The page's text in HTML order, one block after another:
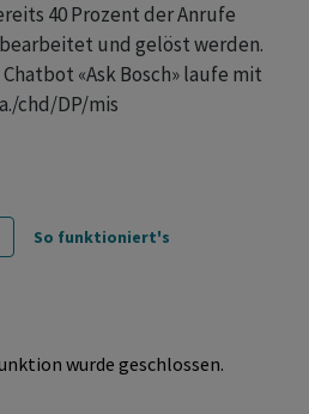
40 Prozent der Anrufe
und gelöst werden.
«Ask Bosch» laufe mit
chd/DP/mis
So funktioniert's
wurde geschlossen.